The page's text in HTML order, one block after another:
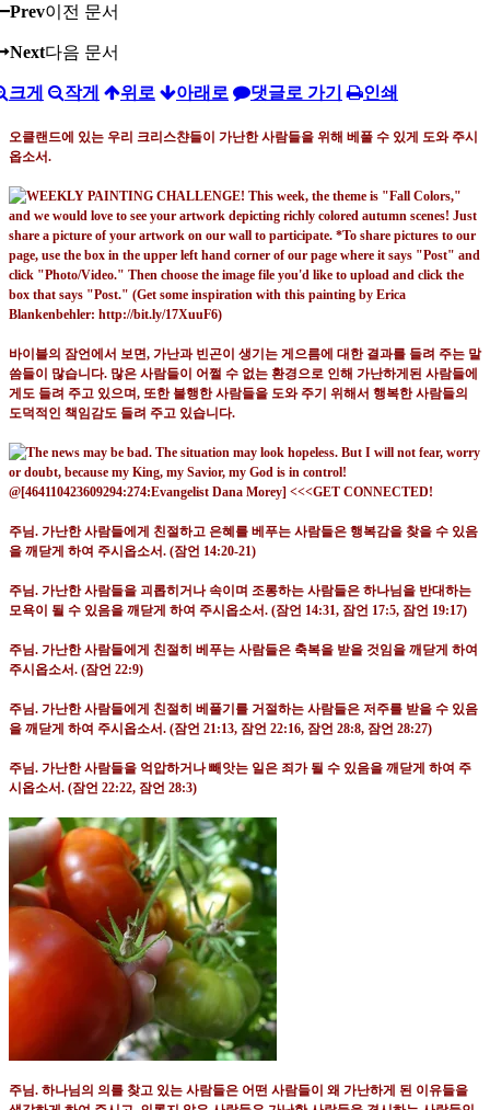
Prev이전 문서
Next다음 문서
크게 작게 위로 아래로 댓글로 가기 인쇄
오클랜드에 있는 우리 크리스챤들이 가난한 사람들을 위해 베풀 수 있게 도와 주시
옵소서.
바이블의 잠언에서 보면, 가난과 빈곤이 생기는 게으름에 대한 결과를 들려 주는 말
씀들이 많습니다. 많은 사람들이 어쩔 수 없는 환경으로 인해 가난하게된 사람들에
게도 들려 주고 있으며, 또한 불행한 사람들을 도와 주기 위해서 행복한 사람들의
도덕적인 책임감도 들려 주고 있습니다.
주님. 가난한 사람들에게 친절하고 은혜를 베푸는 사람들은 행복감을 찾을 수 있음
을 깨닫게 하여 주시옵소서. (잠언 14:20-21)
주님. 가난한 사람들을 괴롭히거나 속이며 조롱하는 사람들은 하나님을 반대하는
모욕이 될 수 있음을 깨닫게 하여 주시옵소서. (잠언 14:31, 잠언 17:5, 잠언 19:17)
주님. 가난한 사람들에게 친절히 베푸는 사람들은 축복을 받을 것임을 깨닫게 하여
주시옵소서. (잠언 22:9)
주님. 가난한 사람들에게 친절히 베풀기를 거절하는 사람들은 저주를 받을 수 있음
을 깨닫게 하여 주시옵소서. (잠언 21:13, 잠언 22:16, 잠언 28:8, 잠언 28:27)
주님. 가난한 사람들을 억압하거나 빼앗는 일은 죄가 될 수 있음을 깨닫게 하여 주
시옵소서. (잠언 22:22, 잠언 28:3)
주님. 하나님의 의를 찾고 있는 사람들은 어떤 사람들이 왜 가난하게 된 이유들을